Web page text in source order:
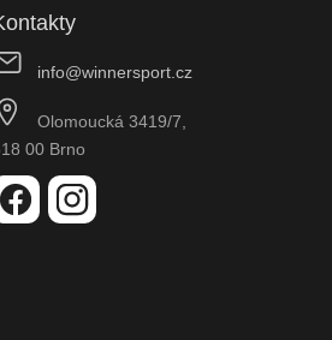
info@winnersport.cz
Olomoucká 3419/7,
00 Brno